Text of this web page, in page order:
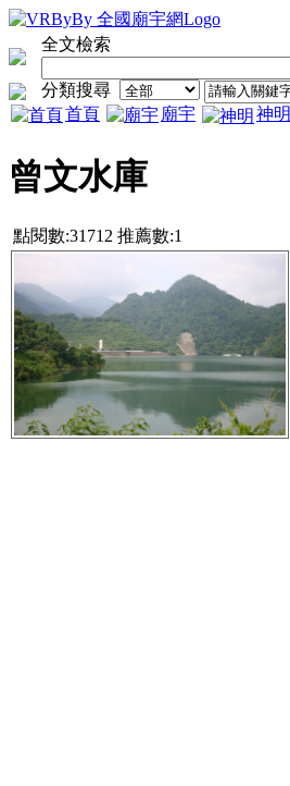
全文檢索
分類搜尋
首頁
廟宇 神明
曾文水庫
點閱數:31712 推薦數:1